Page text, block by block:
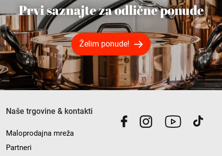
Prvi saznajte za odlične ponude
Želim ponude!
Naše trgovine & kontakti
Maloprodajna mreža
Partneri